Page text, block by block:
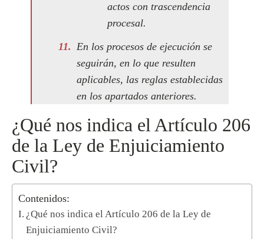
actos con trascendencia
procesal.
En los procesos de ejecución se
seguirán, en lo que resulten
aplicables, las reglas establecidas
en los apartados anteriores.
¿Qué nos indica el Artículo 206
de la Ley de Enjuiciamiento
Civil?
Contenidos:
¿Qué nos indica el Artículo 206 de la Ley de
Enjuiciamiento Civil?